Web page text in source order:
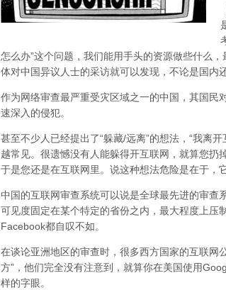
怎么办”这个问题，我们能用手头的资源做些什么
体对中国异议人士的采访就可以发现，不论是国内
作为网络审查最严重受灾区域之一的中国，其国民
速深入的侵犯。
甚至不少人已经提出了“躲藏/远离”的想法，“我离
越常见。很遗憾没有人能躲得开互联网，就算您扔
于是您还是在互联网里。说这种想法危险是在于，
中国的互联网审查系统可以说是全球最先进的审查
可见度固定在某个特定的省份之内，最大程度上压
Facebook都自叹不如。
在谈论亚洲地区的审查时，很多西方国家的互联网
方”，他们完全没有注意到， 就算你在美国使用
样的字眼。